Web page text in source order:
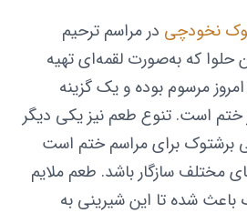
نخودچی در مراسم ترحیم
که به‌صورت لقمه‌ای تهیه
مرسوم بوده و یک گزینه
ختم است. تنوع طعم نیز یکی دیگر
برشتوک برای مراسم ختم است
مختلف سازگار باشد. طعم ملایم
شده تا این شیرینی به